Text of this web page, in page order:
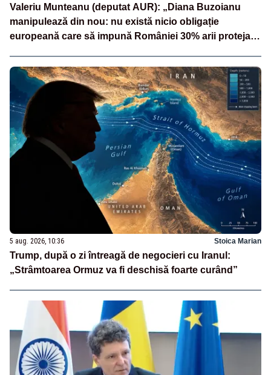
Valeriu Munteanu (deputat AUR): „Diana Buzoianu
manipulează din nou: nu există nicio obligație
europeană care să impună României 30% arii protejate
5 aug. 2026, 10:36 Stoica Marian
Trump, după o zi întreagă de negocieri cu Iranul:
„Strâmtoarea Ormuz va fi deschisă foarte curând”